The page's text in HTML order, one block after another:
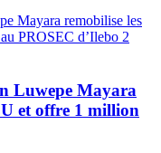
Luwepe Mayara
et offre 1 million